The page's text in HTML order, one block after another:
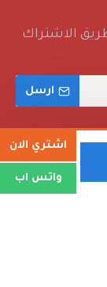
اشتري الان
واتس اب
الاشتراك
ارسل